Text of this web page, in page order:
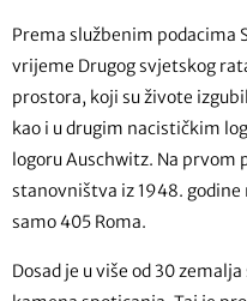
Prema službenim podacima
vrijeme Drugog svjetskog
prostora, koji su živote
kao i u drugim nacističkim
logoru Auschwitz. Na
stanovništva iz 1948.
samo 405 Roma.
Dosad je u više od 30